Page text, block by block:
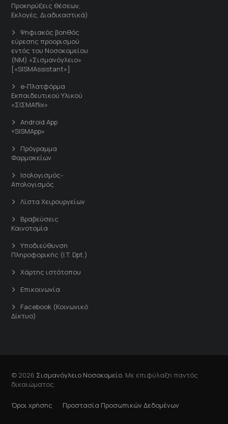
Προκηρύξεις θέσεων,
Εκλογές, Διαδικαστικά)
Ψηφιακός βοηθός
εύρεσης προορισμού
εντός του Νοσοκομείου
(ΝΜ) «Σισμανόγλειο»
[«SISMAssistant»]
e-Πλατφόρμα
Εκπαιδευτικού Υλικού
«ΣΙΣΜΑflix»
Android App
«SISMApp»
Πρόγραμμα
Φαρμακείων
Ισολογισμός-
Απολογισμός
Λίστα Χειρουργείων
Βραβεύσεις
Καινοτομία
Υποδιεύθυνση
Πληροφορικής (I.T. Dpt.)
Χάρτης ιστότοπου
Επικοινωνία
Facebook (Κοινωνικό
Δίκτυο)
© 2026 Σισμανόγλειο Νοσοκομείο . Με επιφύλαξη παντός
δικαιώματος.
Όροι χρήσης Προστασία Προσωπικών Δεδομένων